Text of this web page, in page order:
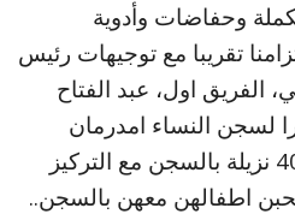
وحفاضات وأدوية
تقريبا مع توجيهات رئيس
الفريق اول، عبد الفتاح
لسجن النساء امدرمان
وتوجيهه بإطلاق سراح 400 نزيلة بالسجن مع التركيز
اطفالهن معهن بالسجن..